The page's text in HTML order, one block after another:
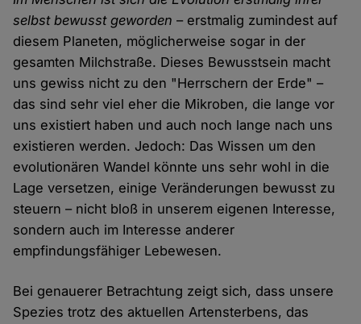
selbst bewusst geworden – erstmalig zumindest auf
diesem Planeten, möglicherweise sogar in der
gesamten Milchstraße. Dieses Bewusstsein macht
uns gewiss nicht zu den "Herrschern der Erde" –
das sind sehr viel eher die Mikroben, die lange vor
uns existiert haben und auch noch lange nach uns
existieren werden. Jedoch: Das Wissen um den
evolutionären Wandel könnte uns sehr wohl in die
Lage versetzen, einige Veränderungen bewusst zu
steuern – nicht bloß in unserem eigenen Interesse,
sondern auch im Interesse anderer
empfindungsfähiger Lebewesen.
Bei genauerer Betrachtung zeigt sich, dass unsere
Spezies trotz des aktuellen Artensterbens, das